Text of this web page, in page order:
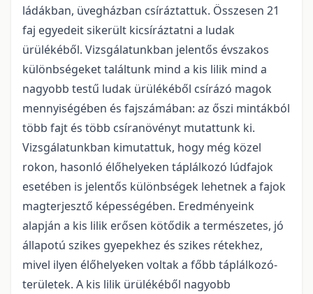
ládákban, üvegházban csíráztattuk. Összesen 21
faj egyedeit sikerült kicsíráztatni a ludak
ürülékéből. Vizsgálatunkban jelentős évszakos
különbségeket találtunk mind a kis lilik mind a
nagyobb testű ludak ürülékéből csírázó magok
mennyiségében és fajszámában: az őszi mintákból
több fajt és több csíranövényt mutattunk ki.
Vizsgálatunkban kimutattuk, hogy még közel
rokon, hasonló élőhelyeken táplálkozó lúdfajok
esetében is jelentős különbségek lehetnek a fajok
magterjesztő képességében. Eredményeink
alapján a kis lilik erősen kötődik a természetes, jó
állapotú szikes gyepekhez és szikes rétekhez,
mivel ilyen élőhelyeken voltak a főbb táplálkozó-
területek. A kis lilik ürülékéből nagyobb